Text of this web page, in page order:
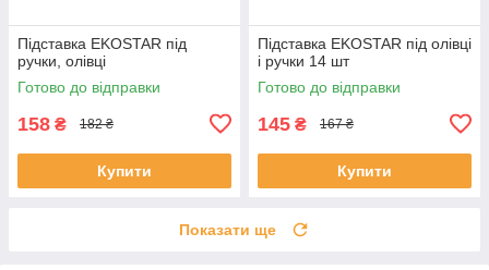
Підставка EKOSTAR під
ручки, олівці
Готово до відправки
158 ₴ 182 ₴
Купити
Підставка EKOSTAR під олівці
і ручки 14 шт
Готово до відправки
145 ₴ 167 ₴
Купити
Показати ще